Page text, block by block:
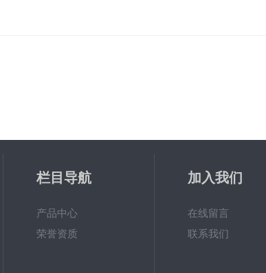
栏目导航
产品中心
荣誉资质
加入我们
在线留言
联系我们